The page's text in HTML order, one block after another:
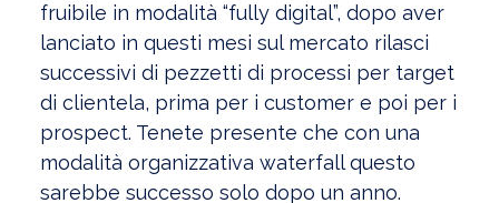
fruibile in modalità “fully digital”, dopo aver
lanciato in questi mesi sul mercato rilasci
successivi di pezzetti di processi per target
di clientela, prima per i customer e poi per i
prospect. Tenete presente che con una
modalità organizzativa waterfall questo
sarebbe successo solo dopo un anno.